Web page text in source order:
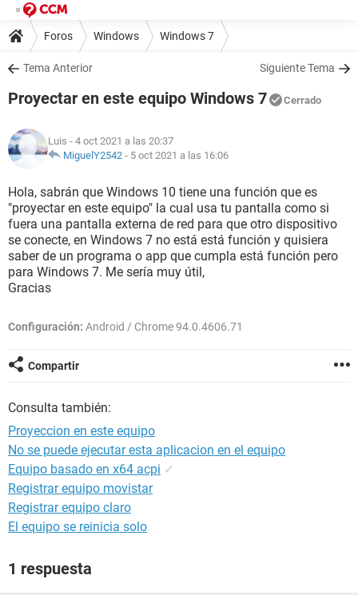
Foros Windows Windows 7
Tema Anterior Siguiente Tema
Proyectar en este equipo Windows 7 Cerrado
Luis - 4 oct 2021 a las 20:37
MiguelY2542 - 5 oct 2021 a las 16:06
Hola, sabrán que Windows 10 tiene una función que es
"proyectar en este equipo" la cual usa tu pantalla como si
fuera una pantalla externa de red para que otro dispositivo
se conecte, en Windows 7 no está está función y quisiera
saber de un programa o app que cumpla está función pero
para Windows 7. Me sería muy útil,
Gracias
Configuración: Android / Chrome 94.0.4606.71
Compartir
Consulta también:
Proyeccion en este equipo
No se puede ejecutar esta aplicacion en el equipo
Equipo basado en x64 acpi ✓
Registrar equipo movistar
Registrar equipo claro
El equipo se reinicia solo
1 respuesta